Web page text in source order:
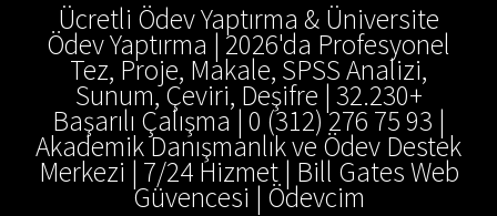
Ücretli Ödev Yaptırma & Üniversite
Ödev Yaptırma | 2026'da Profesyonel
Tez, Proje, Makale, SPSS Analizi,
Sunum, Çeviri, Deşifre | 32.230+
Başarılı Çalışma | 0 (312) 276 75 93 |
Akademik Danışmanlık ve Ödev Destek
Merkezi | 7/24 Hizmet | Bill Gates Web
Güvencesi | Ödevcim